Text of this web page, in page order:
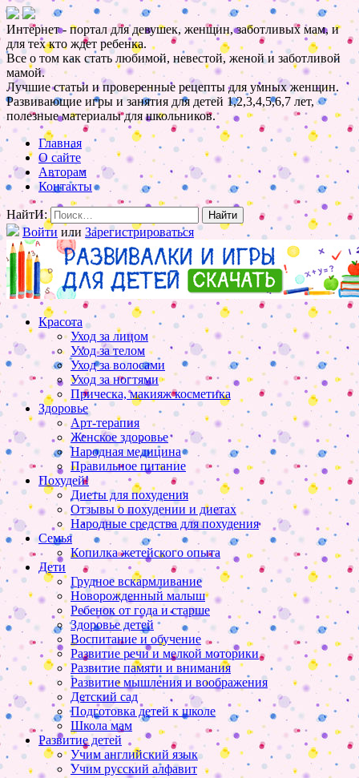
Интернет - портал для девушек, женщин, заботливых мам, и
для тех кто ждет ребенка.
Все о том как стать любимой, невестой, женой и заботливой
мамой.
Лучшие статьи и проверенные рецепты для умных женщин.
Развивающие игры и занятия для детей 1,2,3,4,5,6,7 лет,
полезные материалы для школьников.
Главная
О сайте
Авторам
Контакты
НайтИ:
Войти или Зарегистрироваться
Красота
Уход за лицом
Уход за телом
Уход за волосами
Уход за ногтями
Прическа, макияж косметика
Здоровье
Арт-терапия
Женское здоровье
Народная медицина
Правильное питание
Похудей!
Диеты для похудения
Отзывы о похудении и диетах
Народные средства для похудения
Семья
Копилка жетейского опыта
Дети
Грудное вскармливание
Новорожденный малыш
Ребенок от года и старше
Здоровье детей
Воспитание и обучение
Развитие речи и мелкой моторики
Развитие памяти и внимания
Развитие мышления и воображения
Детский сад
Подготовка детей к школе
Школа мам
Развитие детей
Учим английский язык
Учим русский алфавит